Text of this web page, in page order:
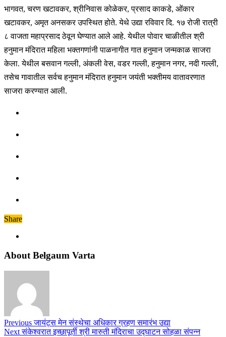
भागवत, चरण खटावकर, श्रीनिवास कोळेकर, प्रसाद काकडे, ओंकार
खटावकर, अमृत अनसकर उपस्थित होते. येथे उद्या रविवार दि. १७ रोजी रात्री
८ वाजता महाप्रसाद ठेवून घेण्यात आले आहे. येथील पोवार चाळीतील श्री
हनुमान मंदिरात महिला भक्तगणांनी पाळनागीत गात हनुमान जन्मकाळ साजरा
केला. येथील बसवान गल्ली, अंकली वेस, वडर गल्ली, हनुमान नगर, नदी गल्ली,
तसेच गावातील सर्वच हनुमान मंदिरात हनुमान जयंती भक्तीमय वातावरणात
साजरा करण्यात आली.
Share
About Belgaum Varta
Previousजायंट्स मेन संस्थेचा अधिकार ग्रहण समारंभ उद्या
Nextसंकेश्वरात इच्छापूर्ती श्री मारुती मंदिराचा उद्घाटन सोहळा संपन्न